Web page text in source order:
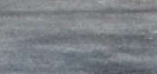
dans le Maine-et-